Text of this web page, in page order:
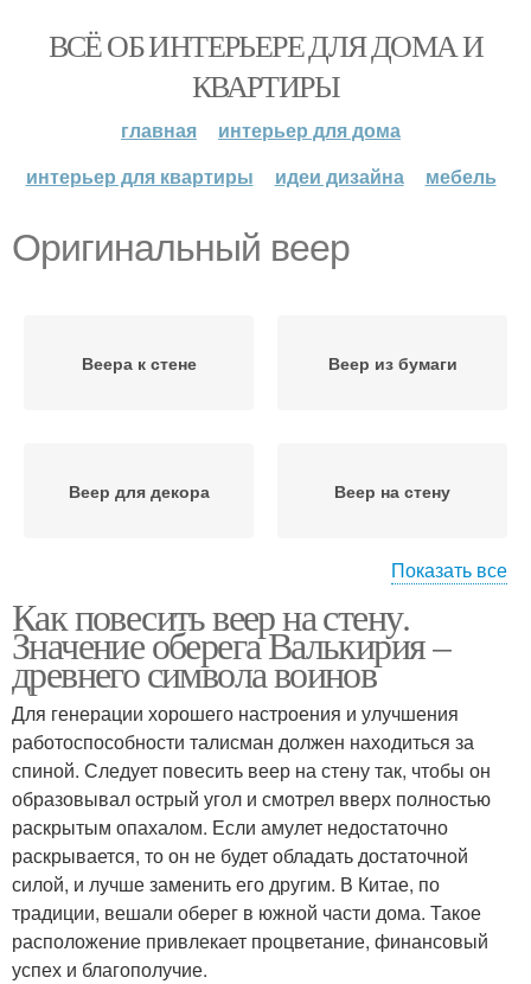
ВСЁ ОБ ИНТЕРЬЕРЕ ДЛЯ ДОМА И
КВАРТИРЫ
главная
интерьер для дома
интерьер для квартиры
идеи дизайна мебель
Оригинальный веер
Веера к стене Веер из бумаги
Веер для декора Веер на стену
Оригинальные идеи Веер для спальни
Веер в спальне Веер по фен
Веер в интерьере
Показать все
Как повесить веер на стену.
Значение оберега Валькирия –
древнего символа воинов
Для генерации хорошего настроения и улучшения
работоспособности талисман должен находиться за
спиной. Следует повесить веер на стену так, чтобы он
образовывал острый угол и смотрел вверх полностью
раскрытым опахалом. Если амулет недостаточно
раскрывается, то он не будет обладать достаточной
силой, и лучше заменить его другим. В Китае, по
традиции, вешали оберег в южной части дома. Такое
расположение привлекает процветание, финансовый
успех и благополучие.